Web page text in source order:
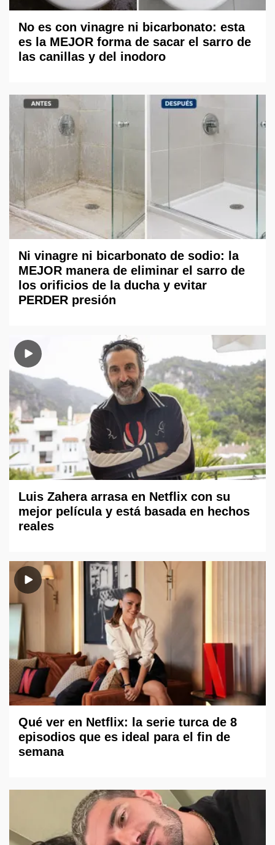
No es con vinagre ni bicarbonato: esta
es la MEJOR forma de sacar el sarro de
las canillas y del inodoro
Ni vinagre ni bicarbonato de sodio: la
MEJOR manera de eliminar el sarro de
los orificios de la ducha y evitar
PERDER presión
Luis Zahera arrasa en Netflix con su
mejor película y está basada en hechos
reales
Qué ver en Netflix: la serie turca de 8
episodios que es ideal para el fin de
semana